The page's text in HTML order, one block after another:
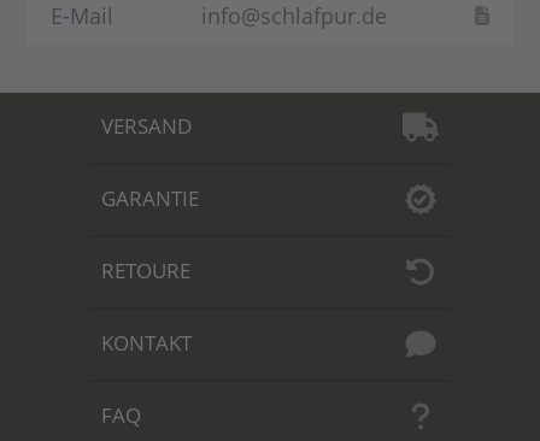
E-Mail
info@schlafpur.de
VERSAND
GARANTIE
RETOURE
KONTAKT
FAQ